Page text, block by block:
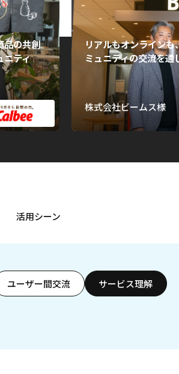
品の共創
ニティ
リアルもオンライン
ミュニティの交流を通
株式会社ビームス様
活用シーン
ユーザー間交流 サービス理解